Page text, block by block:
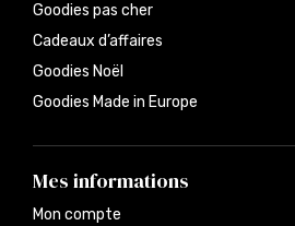
Goodies pas cher
Cadeaux d’affaires
Goodies Noël
Goodies Made in Europe
Mes informations
Mon compte